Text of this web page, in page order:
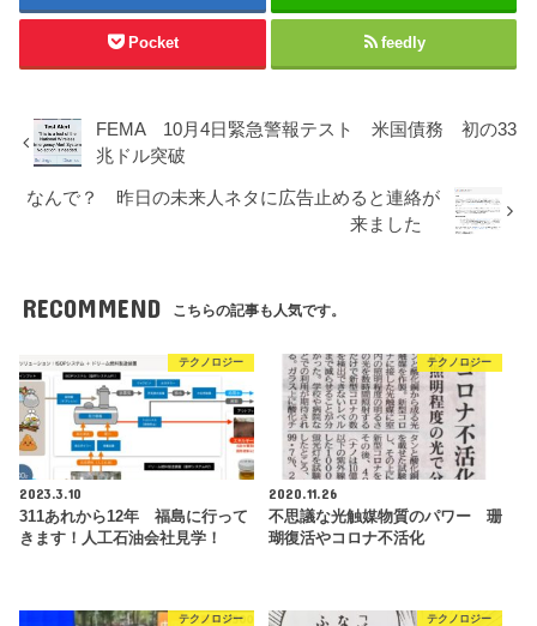
Pocket feedly
FEMA 10月4日緊急警報テスト 米国債務 初の33
兆ドル突破
なんで？ 昨日の未来人ネタに広告止めると連絡が
来ました
RECOMMEND こちらの記事も人気です。
テクノロジー
2023.3.10
311あれから12年 福島に行って
きます！人工石油会社見学！
テクノロジー
2020.11.26
不思議な光触媒物質のパワー 珊
瑚復活やコロナ不活化
テクノロジー テクノロジー